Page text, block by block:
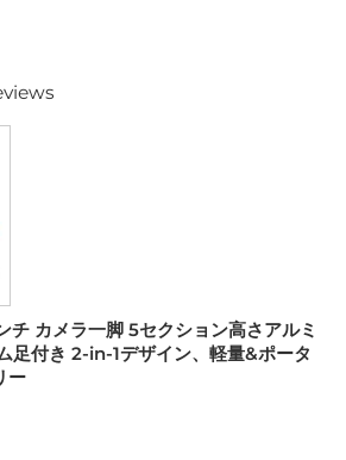
カメラ一脚 5セクション高さアルミ
足付き 2-in-1デザイン、軽量&ポータ
ー